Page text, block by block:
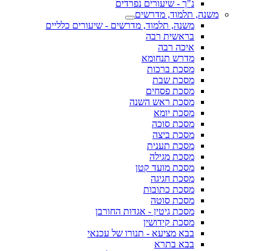
נ"ך - שיעורים נפרדים
משנה, תלמוד, מדרשים
משנה, תלמוד, מדרשים - שיעורים כלליים
בראשית רבה
איכה רבה
מדרש תנחומא
מסכת ברכות
מסכת שבת
מסכת פסחים
מסכת ראש השנה
מסכת יומא
מסכת סוכה
מסכת ביצה
מסכת תענית
מסכת מגילה
מסכת מועד קטן
מסכת חגיגה
מסכת כתובות
מסכת סוטה
מסכת גיטין - אגדות החורבן
מסכת קידושין
בבא מציעא - תנורו של עכנאי
בבא בתרא